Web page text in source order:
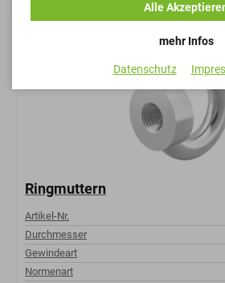
Ringmuttern
Artikel-Nr.
Durchmesser
Gewindeart
Normenart
mehr Infos
Alle
Datenschutz